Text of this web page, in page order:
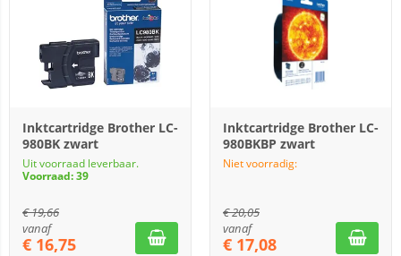
Inktcartridge Brother LC-
980BK zwart
Uit voorraad leverbaar.
Voorraad: 39
€19,66
vanaf
€ 16,75
Inktcartridge Brother LC-
980BKBP zwart
Niet voorradig:
€20,05
vanaf
€ 17,08